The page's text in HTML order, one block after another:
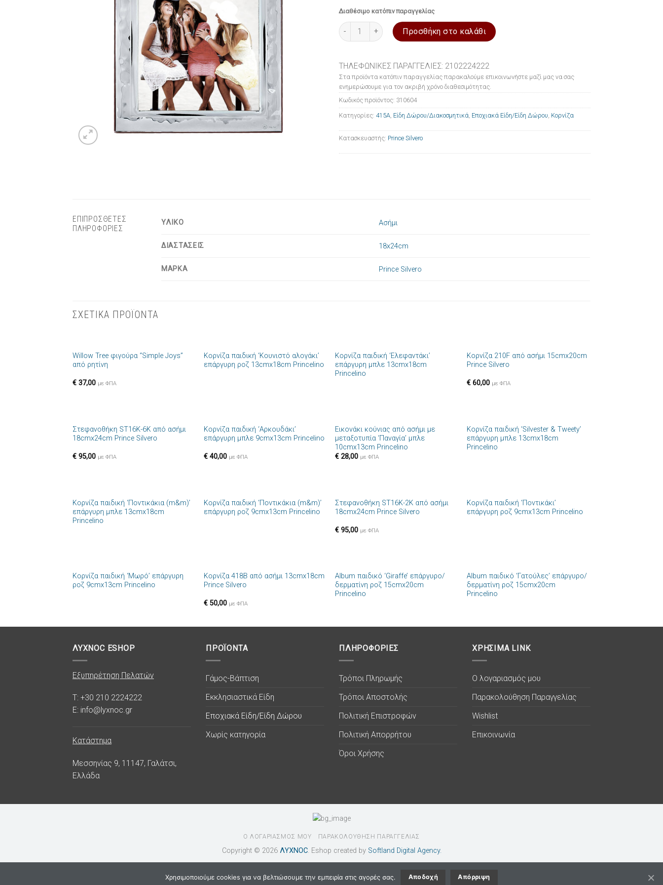
Διαθέσιμο κατόπιν παραγγελίας
Κορνίζα 415A από ασήμι 18cmx24cm Prince Silvero ποσότητα
Προσθήκη στο καλάθι
ΤΗΛΕΦΩΝΙΚΕΣ ΠΑΡΑΓΓΕΛΙΕΣ: 2102224222
Στα προϊόντα κατόπιν παραγγελίας παρακαλούμε επικοινωνήστε μαζί μας να σας
ενημερώσουμε για τον ακριβή χρόνο διαθεσιμότητας.
Κωδικός προϊόντος: 310604
Κατηγορίες: 415A Είδη Δώρου/Διακοσμητικά Εποχιακά Είδη/Είδη Δώρου Κορνίζα
Κατασκευαστής: Prince Silvero
ΕΠΙΠΡΟΣΘΕΤΕΣ
ΠΛΗΡΟΦΟΡΙΕΣ
ΥΛΙΚΟ Ασήμι
ΔΙΑΣΤΑΣΕΙΣ 18x24cm
ΜΑΡΚΑ Prince Silvero
ΣΧΕΤΙΚΑ ΠΡΟΪΟΝΤΑ
Πρόσθήκη
Willow Tree φιγούρα “Simple Joys”
από ρητίνη
€37,00 με ΦΠΑ
Πρόσθήκη
στην λίστα
Κορνίζα παιδική ‘Κουνιστό αλογάκι’
επάργυρη ροζ 13cmx18cm Princelino
Πρόσθήκη
στην λίστα
Κορνίζα παιδική ‘Ελεφαντάκι’
επάργυρη μπλε 13cmx18cm
Princelino
Πρόσθήκη
Κορνίζα 210F από ασήμι 15cmx20cm
Prince Silvero
€60,00 με ΦΠΑ
Πρόσθήκη
Στεφανοθήκη ST16K-6K από ασήμι
18cmx24cm Prince Silvero
€95,00 με ΦΠΑ
Πρόσθήκη
στην λίστα
Κορνίζα παιδική ‘Αρκουδάκι’
επάργυρη μπλε 9cmx13cm Princelino
€ 40,00 με ΦΠΑ
Πρόσθήκη
στην λίστα
Εικονάκι κούνιας από ασήμι με
μεταξοτυπία ‘Παναγία’ μπλε
10cmx13cm Princelino
€ 28,00 με ΦΠΑ
Πρόσθήκη
στην λίστα
Κορνίζα παιδική ‘Silvester & Tweety’
επάργυρη μπλε 13cmx18cm
Princelino
Πρόσθήκη
στην λίστα
Κορνίζα παιδική ‘Ποντικάκια (m&m)’
επάργυρη μπλε 13cmx18cm
Princelino
Πρόσθήκη
στην λίστα
Κορνίζα παιδική ‘Ποντικάκια (m&m)’
επάργυρη ροζ 9cmx13cm Princelino
Πρόσθήκη
Στεφανοθήκη ST16K-2K από ασήμι
18cmx24cm Prince Silvero
€ 95,00 με ΦΠΑ
Πρόσθήκη
στην λίστα
Κορνίζα παιδική ‘Ποντικάκι’
επάργυρη ροζ 9cmx13cm Princelino
Πρόσθήκη
Κορνίζα παιδική ‘Μωρό’ επάργυρη
ροζ 9cmx13cm Princelino
Πρόσθήκη
Κορνίζα 418B από ασήμι 13cmx18cm
Prince Silvero
€ 50,00 με ΦΠΑ
Πρόσθήκη
στην λίστα
Album παιδικό ‘Giraffe’ επάργυρο/
δερματίνη ροζ 15cmx20cm
Princelino
Πρόσθήκη
στην λίστα
Album παιδικό ‘Γατούλες’ επάργυρο/
δερματίνη ροζ 15cmx20cm
Princelino
ΛΥΧΝΟC ESHOP
Εξυπηρέτηση Πελατών
T: +30 210 2224222
E: info@lyxnoc.gr
Κατάστημα
Μεσσηνίας 9, 11147, Γαλάτσι,
Ελλάδα
ΠΡΟΪΟΝΤΑ
Γάμος-Βάπτιση
Εκκλησιαστικά Είδη
Εποχιακά Είδη/Είδη Δώρου
Χωρίς κατηγορία
ΠΛΗΡΟΦΟΡΙΕΣ
Τρόποι Πληρωμής
Τρόποι Αποστολής
Πολιτική Επιστροφών
Πολιτική Απορρήτου
Όροι Χρήσης
ΧΡΗΣΙΜΑ LINK
Ο λογαριασμός μου
Παρακολούθηση Παραγγελίας
Wishlist
Επικοινωνία
Ο ΛΟΓΑΡΙΑΣΜΟΣ ΜΟΥ ΠΑΡΑΚΟΛΟΥΘΗΣΗ ΠΑΡΑΓΓΕΛΙΑΣ
Copyright © 2026 ΛΥΧΝΟC. Eshop created by Softland Digital Agency.
Χρησιμοποιούμε cookies για να βελτιώσουμε την εμπειρία στις αγορές σας. Αποδοχή Απόρριψη